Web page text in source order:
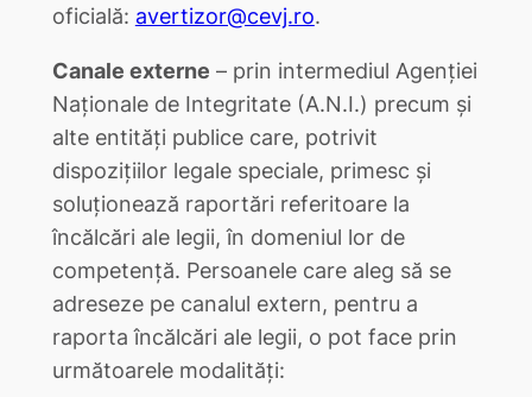
oficială: avertizor@cevj.ro.
Canale externe – prin intermediul Agenției
Naționale de Integritate (A.N.I.) precum și
alte entități publice care, potrivit
dispoziţiilor legale speciale, primesc și
soluționează raportări referitoare la
încălcări ale legii, în domeniul lor de
competență. Persoanele care aleg să se
adreseze pe canalul extern, pentru a
raporta încălcări ale legii, o pot face prin
următoarele modalități: